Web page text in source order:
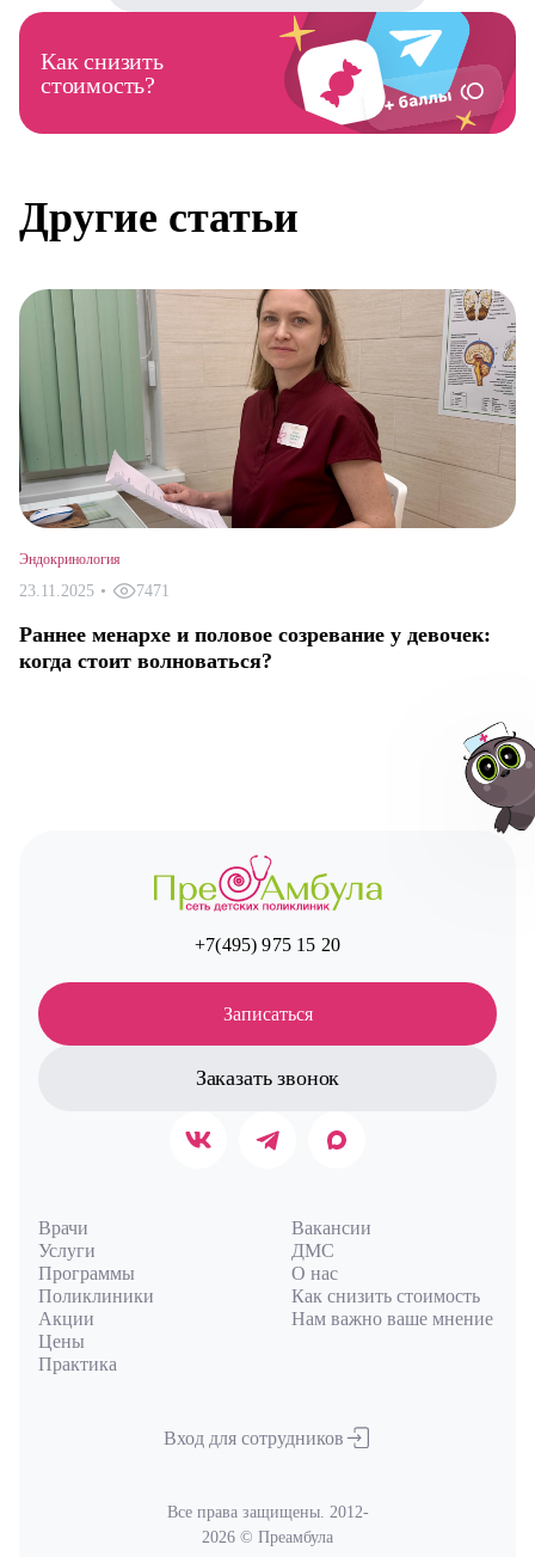
Как снизить
стоимость?
Другие статьи
Эндокринология
23.11.2025 • 7471
Раннее менархе и половое созревание у девочек:
когда стоит волноваться?
+7(495) 975 15 20
Записаться
Заказать звонок
Врачи
Услуги
Программы
Поликлиники
Акции
Цены
Практика
Вакансии
ДМС
О нас
Как снизить стоимость
Нам важно ваше мнение
Вход для сотрудников
Все права защищены. 2012-
2026 © Преамбула